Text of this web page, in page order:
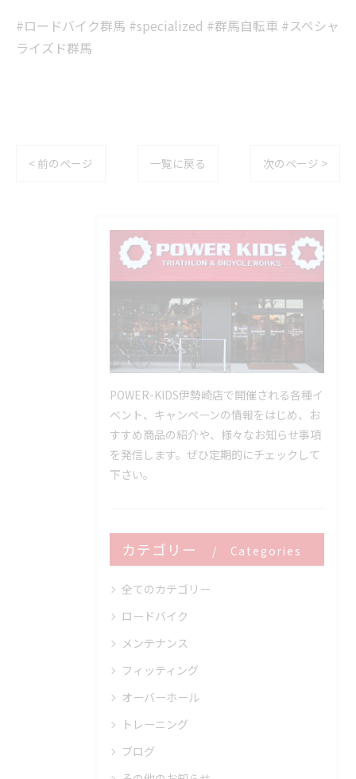
#ロードバイク群馬 #specialized #群馬自転車 #スペシャ
ライズド群馬
< 前のページ 一覧に戻る 次のページ >
POWER-KIDS伊勢崎店で開催される各種イ
ベント、キャンペーンの情報をはじめ、お
すすめ商品の紹介や、様々なお知らせ事項
を発信します。ぜひ定期的にチェックして
下さい。
カテゴリー Categories
全てのカテゴリー
ロードバイク
メンテナンス
フィッティング
オーバーホール
トレーニング
ブログ